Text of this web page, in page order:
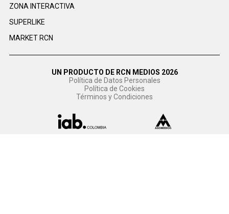
ZONA INTERACTIVA
SUPERLIKE
MARKET RCN
UN PRODUCTO DE RCN MEDIOS 2026
Política de Datos Personales
Política de Cookies
Términos y Condiciones